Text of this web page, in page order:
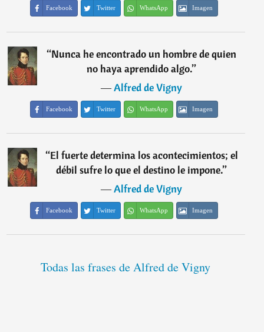
Facebook Twitter WhatsApp Imagen
“Nunca he encontrado un hombre de quien
no haya aprendido algo.”
―Alfred de Vigny
Facebook Twitter WhatsApp Imagen
“El fuerte determina los acontecimientos; el
débil sufre lo que el destino le impone.”
―Alfred de Vigny
Facebook Twitter WhatsApp Imagen
Todas las frases de Alfred de Vigny